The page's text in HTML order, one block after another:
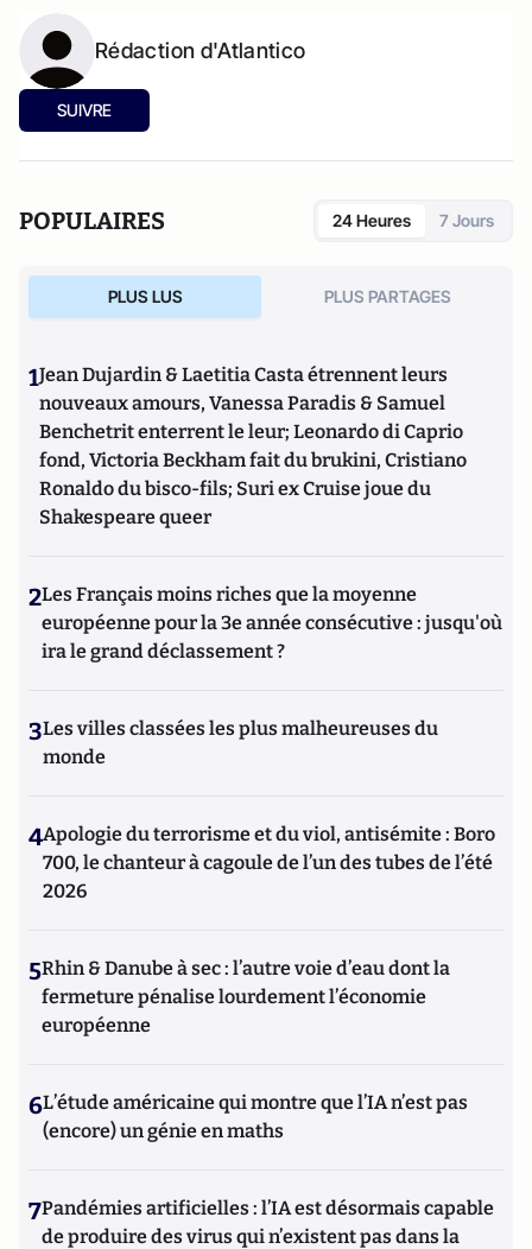
Rédaction d'Atlantico
SUIVRE
POPULAIRES 24 Heures 7 Jours
PLUS LUS PLUS PARTAGES
1Jean Dujardin & Laetitia Casta étrennent leurs
nouveaux amours, Vanessa Paradis & Samuel
Benchetrit enterrent le leur; Leonardo di Caprio
fond, Victoria Beckham fait du brukini, Cristiano
Ronaldo du bisco-fils; Suri ex Cruise joue du
Shakespeare queer
2Les Français moins riches que la moyenne
européenne pour la 3e année consécutive : jusqu'où
ira le grand déclassement ?
3Les villes classées les plus malheureuses du
monde
4Apologie du terrorisme et du viol, antisémite : Boro
700, le chanteur à cagoule de l’un des tubes de l’été
2026
5Rhin & Danube à sec : l’autre voie d’eau dont la
fermeture pénalise lourdement l’économie
européenne
6L’étude américaine qui montre que l’IA n’est pas
(encore) un génie en maths
7Pandémies artificielles : l’IA est désormais capable
de produire des virus qui n’existent pas dans la